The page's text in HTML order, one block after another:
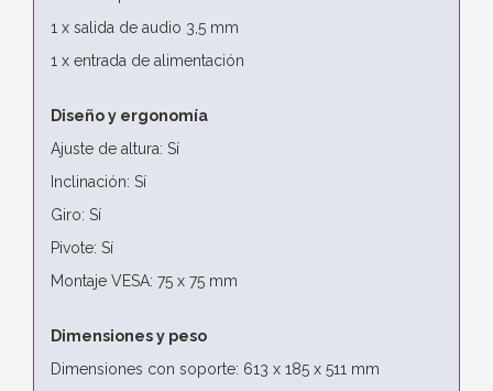
1 x salida de audio 3,5 mm
1 x entrada de alimentación
Diseño y ergonomía
Ajuste de altura: Sí
Inclinación: Sí
Giro: Sí
Pivote: Sí
Montaje VESA: 75 x 75 mm
Dimensiones y peso
Dimensiones con soporte: 613 x 185 x 511 mm